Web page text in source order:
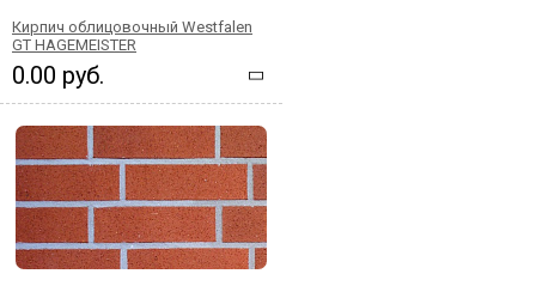
Кирпич облицовочный Westfalen
GT HAGEMEISTER
0.00 руб.